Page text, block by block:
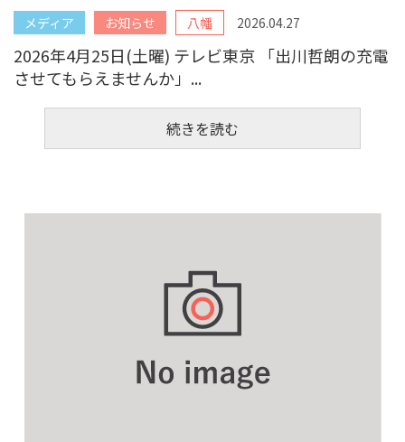
メディア お知らせ 八幡 2026.04.27
2026年4月25日(土曜) テレビ東京 「出川哲朗の充電
させてもらえませんか」...
続きを読む